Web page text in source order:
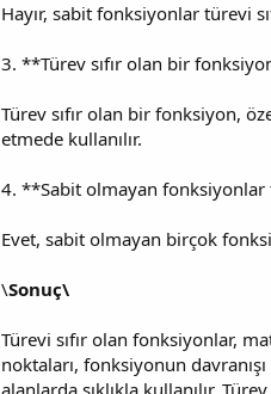
Hayır, sabit fonksiyonlar türevi
3. **Türev sıfır olan bir
Türev sıfır olan bir fonksiyon,
etmede kullanılır.
4. **Sabit olmayan fonksiyonlar
Evet, sabit olmayan birçok
\Sonuç\
Türevi sıfır olan fonksiyonlar,
noktaları, fonksiyonun
alanlarda sıklıkla kullanılır.